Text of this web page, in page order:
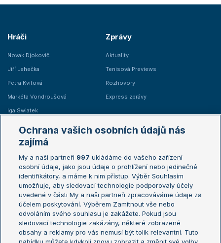
Hráči
Novak Djokovič
Jiří Lehečka
Petra Kvitová
Markéta Vondroušová
Iga Swiatek
Zprávy
Aktuality
Tenisová Previews
Rozhovory
Express zprávy
Žebříčky
Žebříček ATP (muži)
Žebříček WTA (ženy)
Sázkařský žebříček
Australian Open
French Open
Wimbledon
US Open
Turnaj mistrů
Turnaj mistryň
Ochrana vašich osobních údajů nás
zajímá
My a naši partneři 997 ukládáme do vašeho zařízení
osobní údaje, jako jsou údaje o prohlížení nebo jedinečné
identifikátory, a máme k nim přístup. Výběr Souhlasím
umožňuje, aby sledovací technologie podporovaly účely
uvedené v části My a naši partneři zpracováváme údaje za
účelem poskytování. Výběrem Zamítnout vše nebo
odvoláním svého souhlasu je zakážete. Pokud jsou
sledovací technologie zakázány, některé zobrazené
obsahy a reklamy pro vás nemusí být tolik relevantní. Tuto